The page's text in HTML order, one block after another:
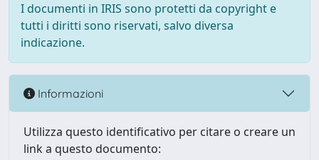
I documenti in IRIS sono protetti da copyright e
tutti i diritti sono riservati, salvo diversa
indicazione.
Informazioni
Utilizza questo identificativo per citare o creare un
link a questo documento: